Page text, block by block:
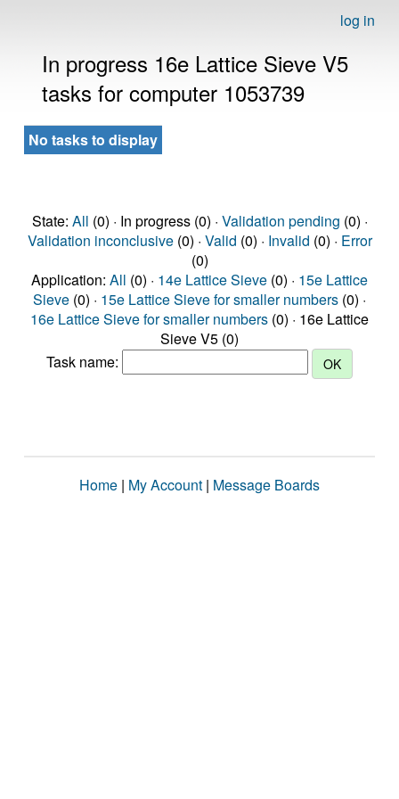
log in
In progress 16e Lattice Sieve V5
tasks for computer 1053739
No tasks to display
State: All (0) · In progress (0) · Validation pending (0) ·
Validation inconclusive(0) · Valid (0) · Invalid (0) · Error
(0)
Application: All (0) · 14e Lattice Sieve (0) · 15e Lattice
Sieve (0) · 15e Lattice Sieve for smaller numbers (0) ·
16e Lattice Sieve for smaller numbers (0) · 16e Lattice
Sieve V5 (0)
Task name:
Home | My Account | Message Boards